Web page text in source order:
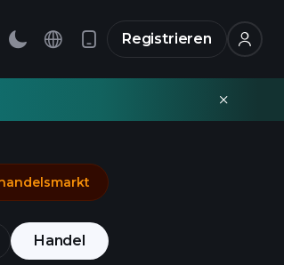
Registrieren
Handel